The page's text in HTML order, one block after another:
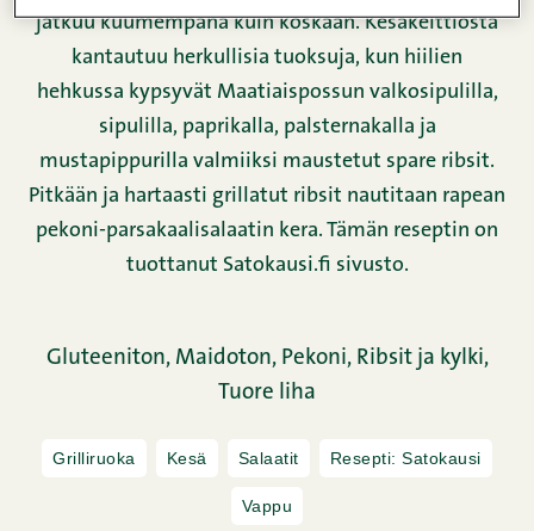
jatkuu kuumempana kuin koskaan. Kesäkeittiöstä
kantautuu herkullisia tuoksuja, kun hiilien
hehkussa kypsyvät Maatiaispossun valkosipulilla,
sipulilla, paprikalla, palsternakalla ja
mustapippurilla valmiiksi maustetut spare ribsit.
Pitkään ja hartaasti grillatut ribsit nautitaan rapean
pekoni-parsakaalisalaatin kera. Tämän reseptin on
tuottanut Satokausi.fi sivusto.
Gluteeniton, Maidoton, Pekoni, Ribsit ja kylki,
Tuore liha
Grilliruoka Kesä Salaatit Resepti: Satokausi
Vappu